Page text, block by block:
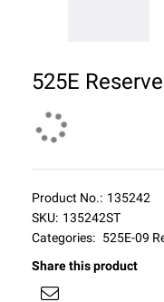
525E
Product No.: 135242
SKU: 135242ST
Categories: 525E-09
Share this product